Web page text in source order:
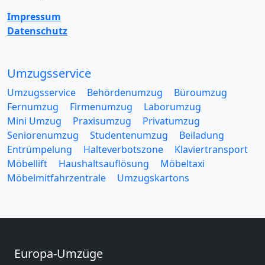
Impressum
Datenschutz
Umzugsservice
Umzugsservice Behördenumzug
Büroumzug
Fernumzug
Firmenumzug
Laborumzug
Mini Umzug
Praxisumzug
Privatumzug
Seniorenumzug
Studentenumzug
Beiladung
Entrümpelung
Halteverbotszone
Klaviertransport
Möbellift
Haushaltsauflösung
Möbeltaxi
Möbelmitfahrzentrale
Umzugskartons
Europa-Umzüge